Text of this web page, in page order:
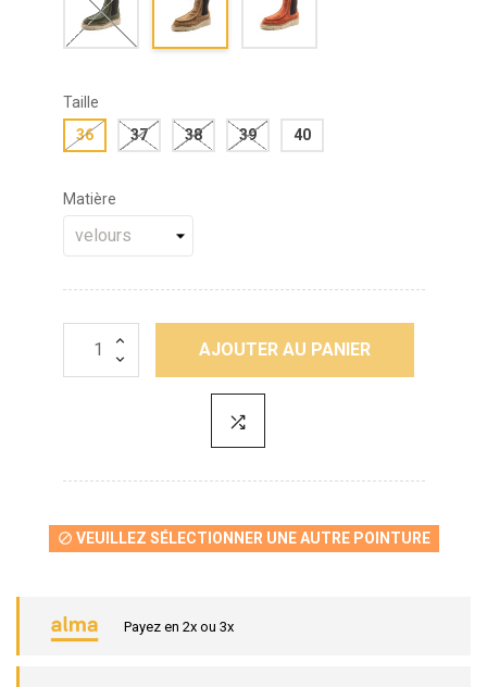
Taille
36
37 38 39 40
Matière
AJOUTER AU PANIER
 VEUILLEZ SÉLECTIONNER UNE AUTRE POINTURE
Payez en 2x ou 3x